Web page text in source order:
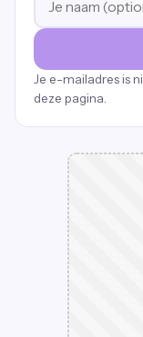
Je e-mailadres is
deze pagina.